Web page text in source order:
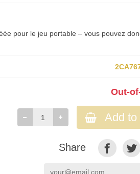
pour le jeu portable – vous pouvez
Out-
Add to
Share